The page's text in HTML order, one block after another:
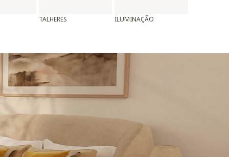
TALHERES ILUMINAÇÃO